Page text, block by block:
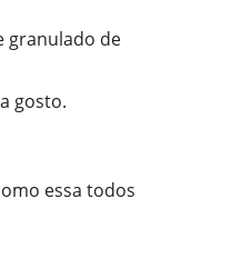
granulado de
gosto.
essa todos